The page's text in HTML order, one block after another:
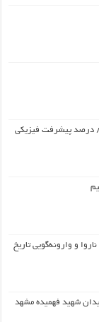
طراحی شهری محدوده قلعه وکیل‌آباد ۸۵ درصد پیشرفت فیزیکی
و وارونه‌گویی تاریخ
شهید فهمیده مشهد